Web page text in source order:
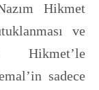
Hikmet
ve
Hikmet’le
sadece